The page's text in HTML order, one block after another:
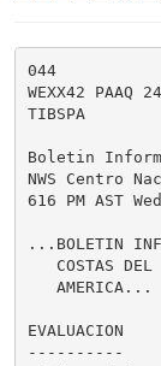
044
WEXX42 PAAQ
TIBSPA
Boletin
NWS Centro
616 PM AST
...BOLETIN
COSTAS DEL
   AMERICA...
EVALUACION
----------